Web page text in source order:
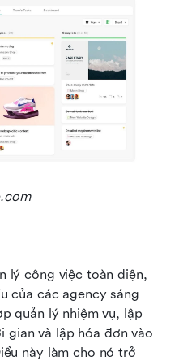
lý công việc toàn diện,
của các agency sáng
quản lý nhiệm vụ, lập
gian và lập hóa đơn vào
này làm cho nó trở